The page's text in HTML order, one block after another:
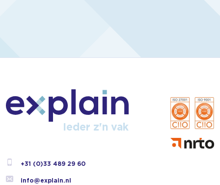
Ieder z'n vak
+31 (0)33 489 29 60
info@explain.nl